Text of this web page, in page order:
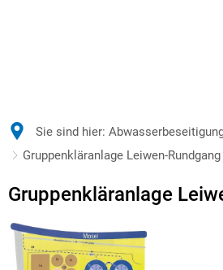
Sie sind hier:
Gruppenkläranlage Leiwen-Rundgang
Gruppenkläranlage
Leiwen-
Rundgang
Gruppenkläranlage